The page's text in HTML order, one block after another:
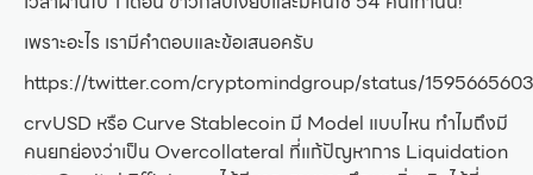
เพราะอะไร เรามีคำตอบและข้อเสนอครับ
https://twitter.com/cryptomindgroup/status/
crvUSD หรือ Curve Stablecoin มี Model แบบไหน ทำไมถึงมี
คนยกย่องว่าเป็น Overcollateral ที่แก้ปัญหาการ Liquidation